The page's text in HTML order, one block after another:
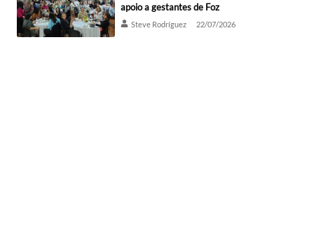
apoio a gestantes de Foz
Steve Rodríguez 22/07/2026